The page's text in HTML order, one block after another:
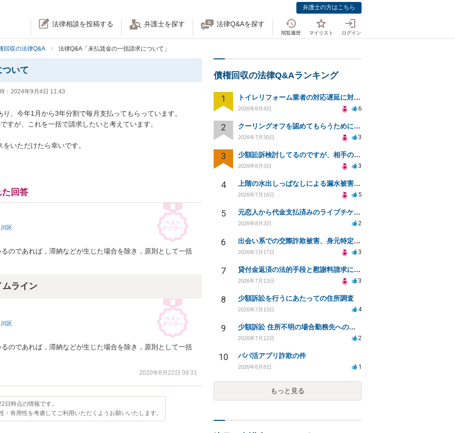
弁護士の方はこちら
法律相談を投稿する 弁護士を探す 法律Q&Aを探す
閲覧履歴 マイリスト ログイン
回収の法律Q&A 法律Q&A「未払賃金の一括請求について」
いて
： 2024年9月4日 11:43
、今年1月から3年分割で毎月支払ってもらっています。
すが、これを一括で請求したいと考えています。
いただけたら幸いです。
回答
区
のであれば，滞納などが生じた場合を除き，原則として一括
ムライン
区
のであれば，滞納などが生じた場合を除き，原則として一括
2020年8月22日 09:31
日時点の情報です。
・有用性を考慮してご利用いただくようお願いいたします。
債権回収の法律Q&Aランキング
1 トイレリフォーム業者の対応遅延に対する法的措置相談
2026年8月4日 6
2 クーリングオフを認めてもらうために少額訴訟できるのでしょうか。
2026年7月30日 3
3 少額訟訴検討してるのですが、相手の住所がわからない
2026年8月3日 3
4 上階の水出しっぱなしによる漏水被害、130万円の回収方法を相談したい
2026年7月16日 5
5 元恋人から代金支払済みのライブチケットを回収したい。
2026年8月3日 2
6 出会い系での交際詐欺被害、身元特定と返金請求の方法は？
2026年7月17日 3
7 貸付金返済の法的手段と慰謝料請求について
2026年7月13日 3
8 少額訴訟を行うにあたっての住所調査
2026年7月13日 4
9 少額訴訟 住所不明の場合勤務先への書類送達は可能？
2026年7月12日 2
10 パパ活アプリ詐欺の件
2026年8月8日 1
もっと見る